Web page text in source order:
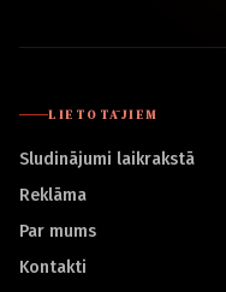
LIETOTĀJIEM
Sludinājumi laikrakstā
Reklāma
Par mums
Kontakti